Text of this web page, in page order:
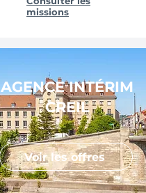
missions
AGENCE INTÉRIM
CREIL
Voir les offres